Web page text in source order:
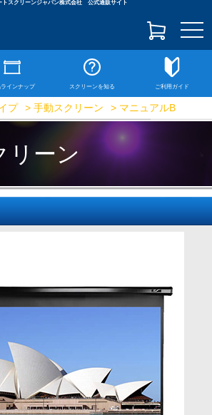
トスクリーンジャパン株式会社 公式通販サイト
インナップ スクリーンを知る ご利用ガイド
プ > 手動スクリーン > マニュアルB
リーン